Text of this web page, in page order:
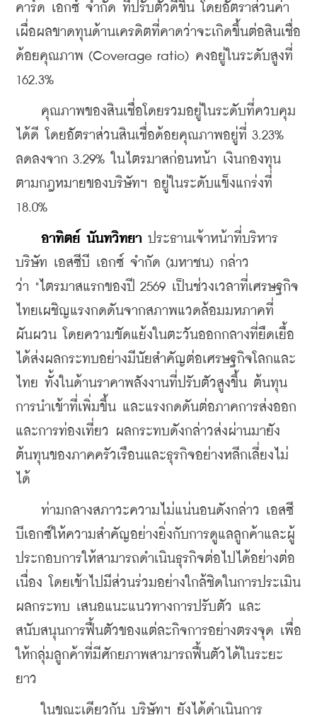
คาร์ด เอกซ์ จำกัด ที่ปรับตัวดีขึ้น โดยอัตราส่วนค่า
เผื่อผลขาดทุนด้านเครดิตที่คาดว่าจะเกิดขึ้นต่อสินเชื่อ
ด้อยคุณภาพ (Coverage ratio) คงอยู่ในระดับสูงที่
162.3%
คุณภาพของสินเชื่อโดยรวมอยู่ในระดับที่ควบคุม
ได้ดี โดยอัตราส่วนสินเชื่อด้อยคุณภาพอยู่ที่ 3.23%
ลดลงจาก 3.29% ในไตรมาสก่อนหน้า เงินกองทุน
ตามกฎหมายของบริษัทฯ อยู่ในระดับแข็งแกร่งที่
18.0%
อาทิตย์ นันทวิทยา ประธานเจ้าหน้าที่บริหาร
บริษัท เอสซีบี เอกซ์ จำกัด (มหาชน) กล่าว
ว่า "ไตรมาสแรกของปี 2569 เป็นช่วงเวลาที่เศรษฐกิจ
ไทยเผชิญแรงกดดันจากสภาพแวดล้อมมหภาคที่
ผันผวน โดยความขัดแย้งในตะวันออกกลางที่ยืดเยื้อ
ได้ส่งผลกระทบอย่างมีนัยสำคัญต่อเศรษฐกิจโลกและ
ไทย ทั้งในด้านราคาพลังงานที่ปรับตัวสูงขึ้น ต้นทุน
การนำเข้าที่เพิ่มขึ้น และแรงกดดันต่อภาคการส่งออก
และการท่องเที่ยว ผลกระทบดังกล่าวส่งผ่านมายัง
ต้นทุนของภาคครัวเรือนและธุรกิจอย่างหลีกเลี่ยงไม่
ได้
ท่ามกลางสภาวะความไม่แน่นอนดังกล่าว เอสซี
บีเอกซ์ให้ความสำคัญอย่างยิ่งกับการดูแลลูกค้าและผู้
ประกอบการให้สามารถดำเนินธุรกิจต่อไปได้อย่างต่อ
เนื่อง โดยเข้าไปมีส่วนร่วมอย่างใกล้ชิดในการประเมิน
ผลกระทบ เสนอแนะแนวทางการปรับตัว และ
สนับสนุนการฟื้นตัวของแต่ละกิจการอย่างตรงจุด เพื่อ
ให้กลุ่มลูกค้าที่มีศักยภาพสามารถฟื้นตัวได้ในระยะ
ยาว
ในขณะเดียวกัน บริษัทฯ ยังได้ดำเนินการ